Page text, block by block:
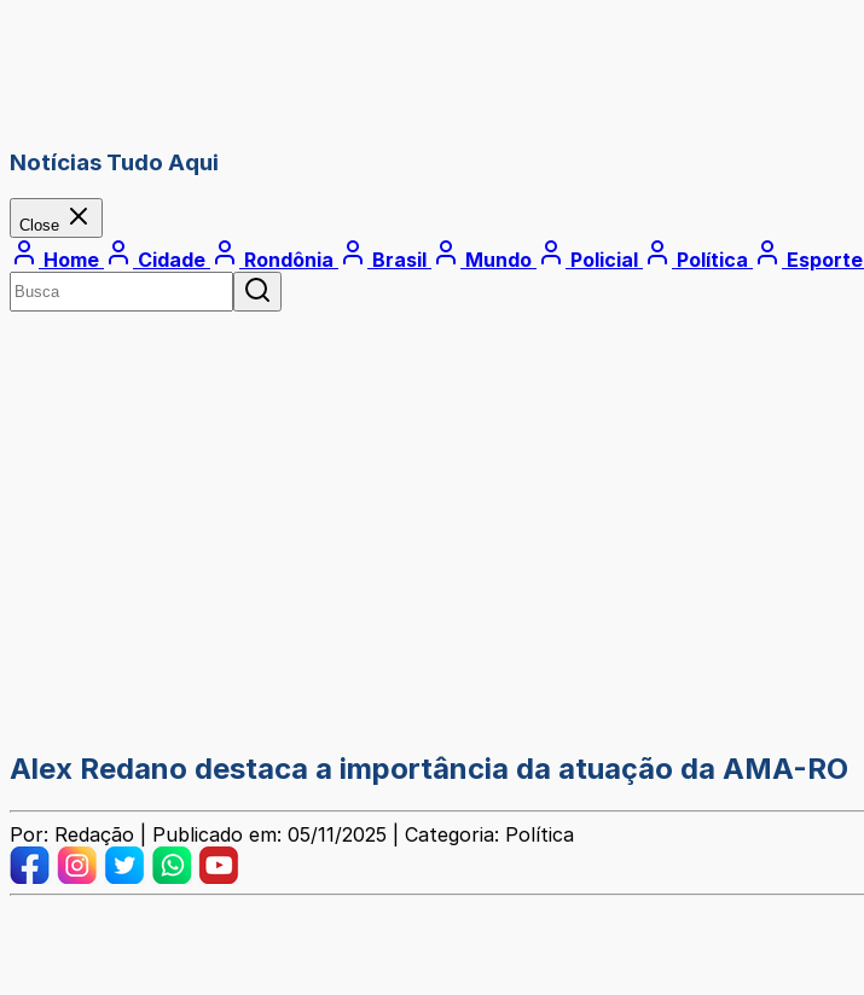
Notícias Tudo Aqui
Close
Home Cidade Rondônia Brasil Mundo Policial Política Esporte
Alex Redano destaca a importância da atuação da AMA-RO
Por: Redação | Publicado em: 05/11/2025 | Categoria: Política